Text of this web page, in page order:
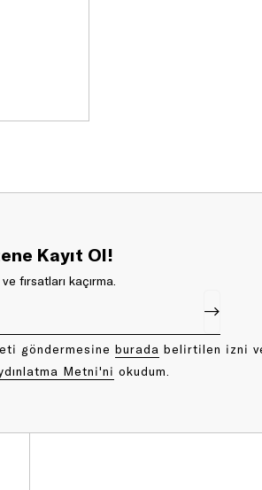
Kayıt Ol!
fırsatları kaçırma.
göndermesine bu rada belirtilen izni
Metni'ni okudum.